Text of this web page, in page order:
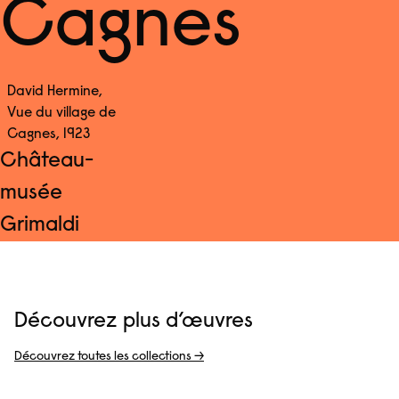
Cagnes
David Hermine,
Vue du village de
Cagnes, 1923
Château-
musée
Grimaldi
Découvrez plus d’œuvres
Découvrez toutes les collections →